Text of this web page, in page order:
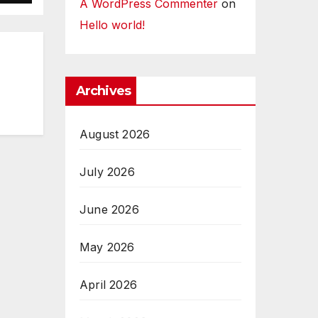
A WordPress Commenter on
Hello world!
Archives
August 2026
July 2026
June 2026
May 2026
April 2026